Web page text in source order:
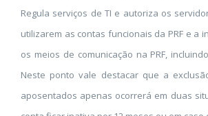
Regula serviços de TI e autoriza os
utilizarem as contas funcionais da PRF e a
os meios de comunicação na PRF,
Neste ponto vale destacar que a
aposentados apenas ocorrerá em duas